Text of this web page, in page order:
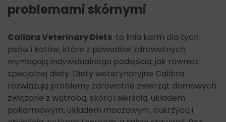
problemami skórnymi
Calibra Veterinary Diets to linia karm dla tych
psów i kotów, które z powodów zdrowotnych
wymagają indywidualnego podejścia, jak również
specjalnej diety. Diety weterynaryjne Calibra
rozwiązują problemy zdrowotne zwierząt domowych
związane z wątrobą, skórą i sierścią, układem
pokarmowym, układem moczowym, cukrzycą i